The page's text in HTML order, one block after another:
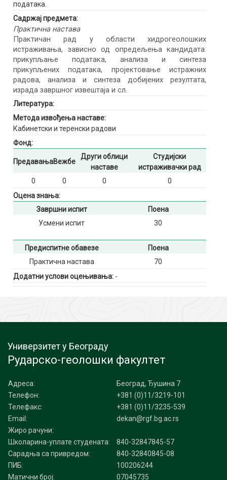
података.
Садржај предмета:
Практична настава
Практичан рад у области хидрогеолошких
истраживања, зависно од опредељења кандидата:
прикупљање података, анализа и синтеза
прикупљених података, пројектовање истражних
радова, анализа и синтеза добијених резултата,
израда завршног извештаја и сл.
Литература:
Метода извођења наставе:
Кабинетски и теренски радови
Фонд:
ПредавањаВежбе
Други облици
наставе
Студијски
истраживачки рад
0
0 0
0
Оцена знања:
Завршни испит
Поена
Усмени испит
30
Предиспитне обавезе
Поена
Практична настава
70
Додатни услови оцењивања: -
Универзитет у Београду
Рударско-геолошки факултет
Адреса:
Београд, Ђушина 7
Телефон:
+381 (0)11/3219-101
Телефакс:
+381 (0)11/3235-539
Email:
dekan@rgf.bg.ac.rs
Жиро рачуни:
Школарина-уплате студената:
840-32847845-57
Сарадња са привредом:
840-32840845-08
ПИБ:
100206244
Матични број:
07045735